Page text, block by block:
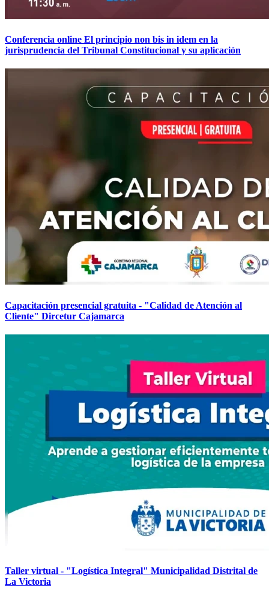
Conferencia online El principio non bis in idem en la
jurisprudencia del Tribunal Constitucional y su aplicación
Capacitación presencial gratuita - "Calidad de Atención al
Cliente" Dircetur Cajamarca
Taller virtual - "Logística Integral" Municipalidad Distrital de
La Victoria